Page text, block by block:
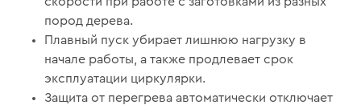
пород дерева.
Плавный пуск убирает лишнюю нагрузку в
начале работы, а также продлевает срок
эксплуатации циркулярки.
Защита от перегрева автоматически отключает